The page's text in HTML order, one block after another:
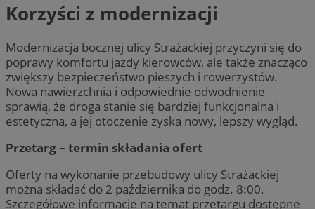
Korzyści z modernizacji
Modernizacja bocznej ulicy Strażackiej przyczyni się do
poprawy komfortu jazdy kierowców, ale także znacząco
zwiększy bezpieczeństwo pieszych i rowerzystów.
Nowa nawierzchnia i odpowiednie odwodnienie
sprawią, że droga stanie się bardziej funkcjonalna i
estetyczna, a jej otoczenie zyska nowy, lepszy wygląd.
Przetarg – termin składania ofert
Oferty na wykonanie przebudowy ulicy Strażackiej
można składać do 2 października do godz. 8:00.
Szczegółowe informacje na temat przetargu dostępne